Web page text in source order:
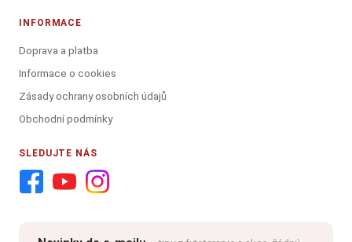
INFORMACE
Doprava a platba
Informace o cookies
Zásady ochrany osobních údajů
Obchodní podmínky
SLEDUJTE NÁS